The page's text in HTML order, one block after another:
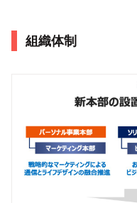
組織体制